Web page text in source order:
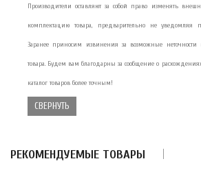
Производители оставляют за собой право изменять
комплектацию товара, предварительно не уведомляя
Заранее приносим извинения за возможные
товара. Будем вам благодарны за сообщение о
каталог товаров более точным!
СВЕРНУТЬ
РЕКОМЕНДУЕМЫЕ ТОВАРЫ